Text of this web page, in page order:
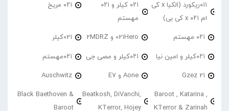
۰۱۱ریکورد (الکیا x کی
ام ۰۲۱ x کی بی)
۰۲۱ کیلر و ۰۲۱
مهستم
۰۲۱ مریخ
۰۲۱ مهستم 021Hero و 2MDRZ 021کیلر
۰۲۱کیلر و امین نیا ۰۲۱کیلر و مصی جی ۰۲۱مهستم
21 Gzez Aone و E7 Auschwitz
Baroot , Katarina ,
KTerror & Zarinah
Beatkosh, DiVanchi,
KTerror, Hojey
Black Baethoven &
Baroot